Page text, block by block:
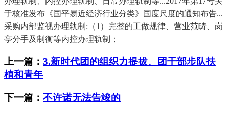
于核准发布《国平易近经济行业分类》国度尺度的通知布告...
采购内部监视办理轨制:（1）完整的工做规律、营业范畴、岗
亭分手及制衡等内控办理轨制；
上一篇： 3.新时代团的组织力提拔、团干部步队扶
植和青年
下一篇： 不许诺无法告竣的